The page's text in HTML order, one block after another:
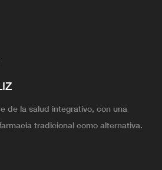
de la salud integrativo, con una
tradicional como alternativa.